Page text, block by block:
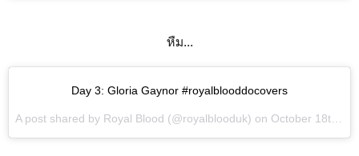
หืม...
Day 3: Gloria Gaynor #royalblooddocovers
A post shared by Royal Blood (@royalblooduk) on October 18th 2015